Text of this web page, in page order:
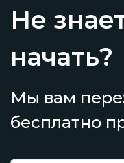
Не
начать?
Мы вам
бесплатно